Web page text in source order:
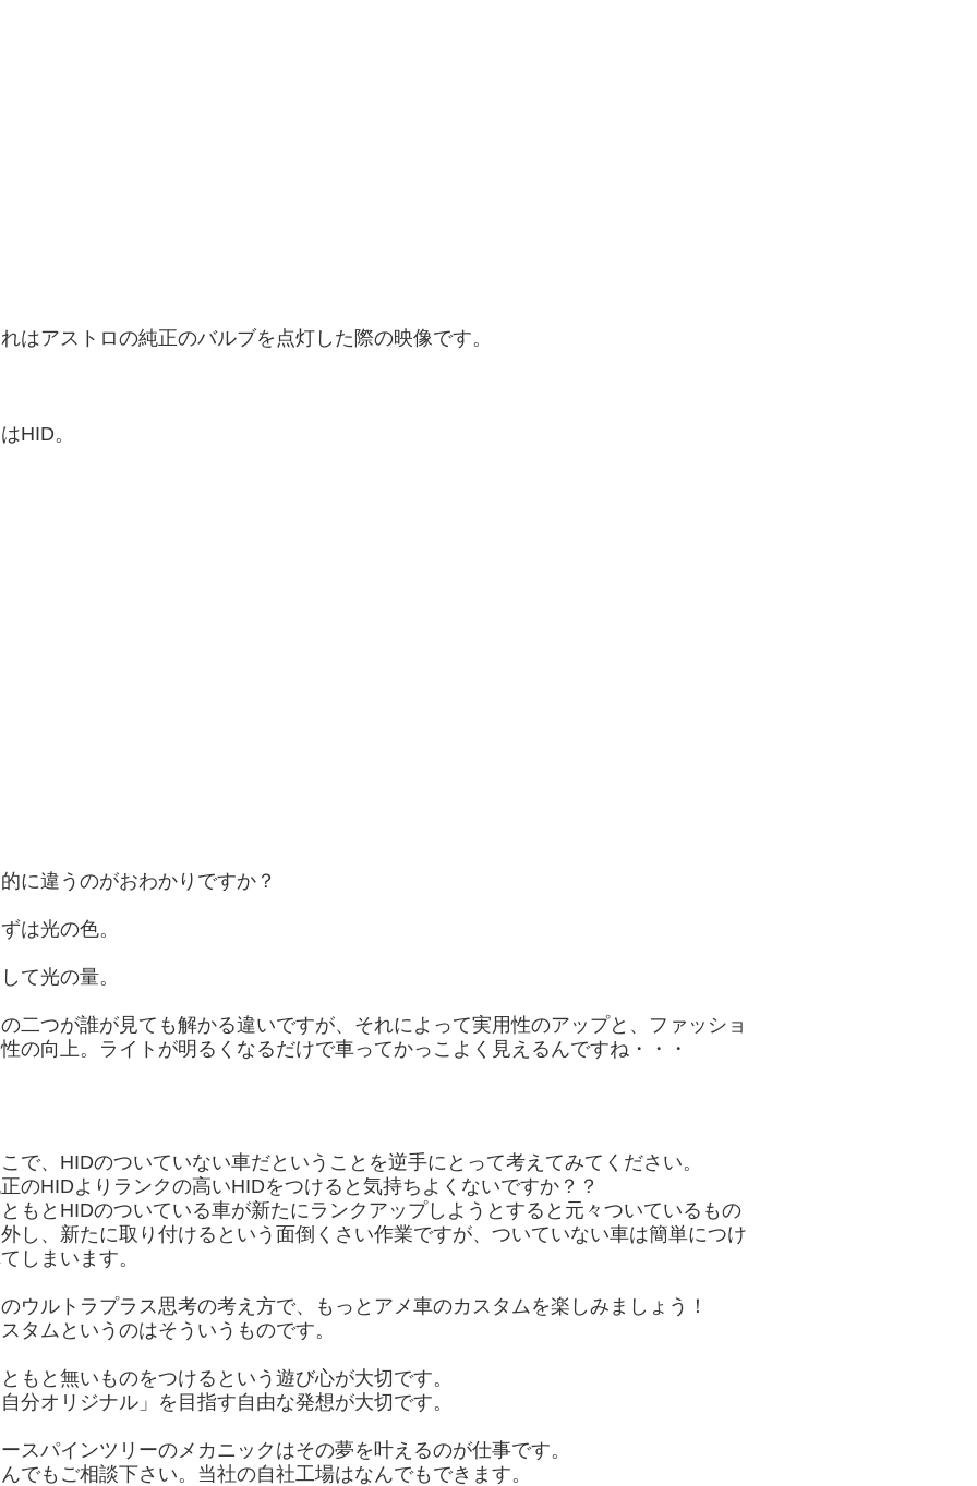
はアストロの純正のバルブを点灯した際の映像です。
HID。
に違うのがおわかりですか？
は光の色。
て光の量。
二つが誰が見ても解かる違いですが、それによって実用性のアップと、ファッショ
の向上。ライトが明るくなるだけで車ってかっこよく見えるんですね・・・
で、HIDのついていない車だということを逆手にとって考えてみてください。
のHIDよりランクの高いHIDをつけると気持ちよくないですか？？
もとHIDのついている車が新たにランクアップしようとすると元々ついているもの
し、新たに取り付けるという面倒くさい作業ですが、ついていない車は簡単につけ
しまいます。
ウルトラプラス思考の考え方で、もっとアメ車のカスタムを楽しみましょう！
タムというのはそういうものです。
もと無いものをつけるという遊び心が大切です。
分オリジナル」を目指す自由な発想が大切です。
スパインツリーのメカニックはその夢を叶えるのが仕事です。
でもご相談下さい。当社の自社工場はなんでもできます。